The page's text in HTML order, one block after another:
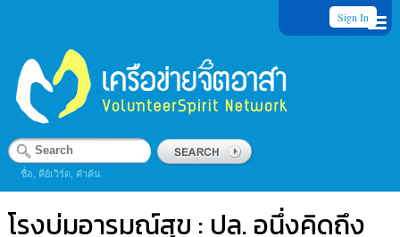
Sign In
ชื่อ, คีย์เวิร์ด, คำค้น
โรงบ่มอารมณ์สุข : ปล. อนึ่งคิดถึง